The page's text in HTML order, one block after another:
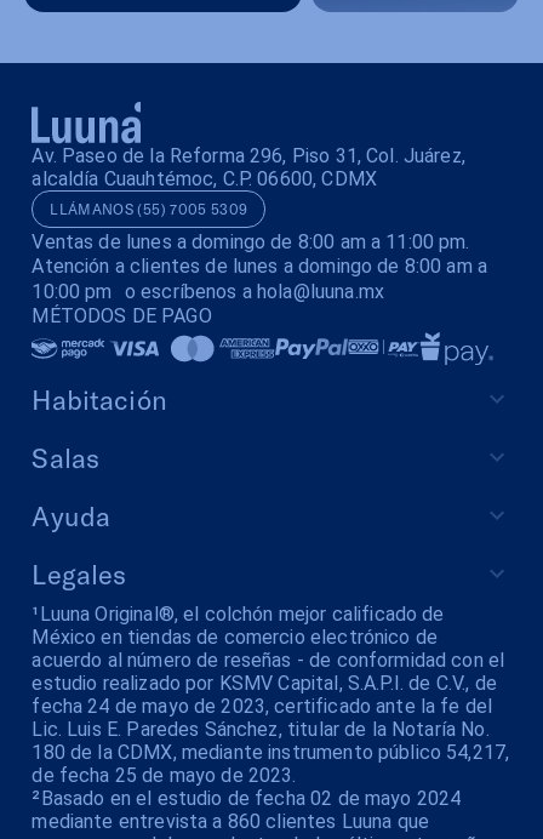
Av. Paseo de la Reforma 296, Piso 31, Col. Juárez,
alcaldía Cuauhtémoc, C.P. 06600, CDMX
LLÁMANOS (55) 7005 5309
Ventas de lunes a domingo de 8:00 am a 11:00 pm.
Atención a clientes de lunes a domingo de 8:00 am a
10:00 pm o escríbenos a hola@luuna.mx
MÉTODOS DE PAGO
Habitación
Salas
Ayuda
Legales
¹Luuna Original®, el colchón mejor calificado de
México en tiendas de comercio electrónico de
acuerdo al número de reseñas - de conformidad con el
estudio realizado por KSMV Capital, S.A.P.I. de C.V., de
fecha 24 de mayo de 2023, certificado ante la fe del
Lic. Luis E. Paredes Sánchez, titular de la Notaría No.
180 de la CDMX, mediante instrumento público 54,217,
de fecha 25 de mayo de 2023.
²Basado en el estudio de fecha 02 de mayo 2024
mediante entrevista a 860 clientes Luuna que